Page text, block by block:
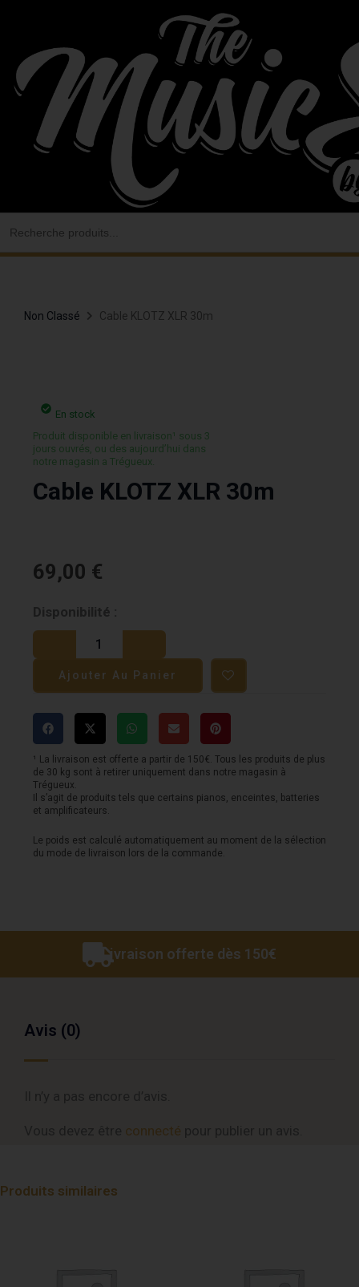
contenu
Non Classé Cable KLOTZ XLR 30m
En stock
Produit disponible en livraison¹ sous 3
jours ouvrés, ou des aujourd’hui dans
notre magasin a Trégueux.
Cable KLOTZ XLR 30m
69,00 €
Disponibilité :
quantité
de
Cable
KLOTZ
30m
Ajouter Au Panier
¹ La livraison est offerte a partir de 150€. Tous les produits de plus
de 30 kg sont à retirer uniquement dans notre magasin à
Trégueux.
Il s’agit de produits tels que certains pianos, enceintes, batteries
et amplificateurs.
Le poids est calculé automatiquement au moment de la sélection
du mode de livraison lors de la commande.
Livraison offerte dès 150€
Avis (0)
connecté
Produits similaires